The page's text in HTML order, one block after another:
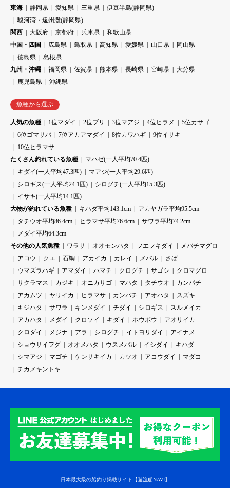
東海
静岡県 愛知県 三重県
伊豆半島(静岡県)
駿河湾・遠州灘(静岡県)
関西
大阪府 京都府 兵庫県
和歌山県
中国・四国
広島県 鳥取県 高知県 愛媛県 山口県
岡山県
徳島県
島根県
九州・沖縄
福岡県 佐賀県 熊本県 長崎県 宮崎県
大分県
鹿児島県
沖縄県
魚種から選ぶ
人気の魚種 1位マダイ 2位ブリ 3位マアジ 4位ヒラメ
5位カサゴ
6位ゴマサバ
7位アカアマダイ 8位カワハギ
9位イサキ
10位ヒラマサ
たくさん釣れている魚種
マハゼ(一人平均70.4匹)
キダイ(一人平均47.3匹)
マアジ(一人平均29.6匹)
シロギス(一人平均24.1匹)
シログチ(一人平均15.3匹)
イサキ(一人平均14.1匹)
大物が釣れている魚種
キハダ平均143.1cm
アカヤガラ平均95.5cm
タチウオ平均86.4cm
ヒラマサ平均76.6cm
サワラ平均74.2cm
メダイ平均64.3cm
その他の人気魚種
ワラサ オオモンハタ フエフキダイ
メバチマグロ
アコウ
クエ 石鯛 アカイカ カレイ メバル
さば
ウマズラハギ
アマダイ ハマチ クログチ サゴシ
クロマグロ
サクラマス
カジキ オニカサゴ マハタ タチウオ
カンパチ
アカムツ
ヤリイカ ヒラマサ カンパチ アオハタ
スズキ
キジハタ
サワラ キンメダイ チダイ シロギス
スルメイカ
アカハタ
メダイ クロソイ キダイ ホウボウ
アオリイカ
クロダイ
メジナ アラ シログチ イトヨリダイ
アイナメ
ショウサイフグ
オオメハタ ウスメバル イシダイ
キハダ
シマアジ
マゴチ ケンサキイカ カツオ アコウダイ
マダコ
チカメキントキ
日本最大級の船釣り掲載サイト【遊漁船NAVI】